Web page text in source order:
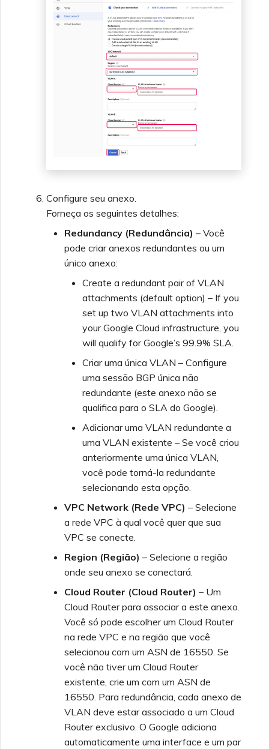
Configure seu anexo.
Forneça os seguintes detalhes:
Redundancy (Redundância) – Você
pode criar anexos redundantes ou um
único anexo:
Create a redundant pair of VLAN
attachments (default option) – If you
set up two VLAN attachments into
your Google Cloud infrastructure, you
will qualify for Google’s 99.9% SLA.
Criar uma única VLAN – Configure
uma sessão BGP única não
redundante (este anexo não se
qualifica para o SLA do Google).
Adicionar uma VLAN redundante a
uma VLAN existente – Se você criou
anteriormente uma única VLAN,
você pode torná-la redundante
selecionando esta opção.
VPC Network (Rede VPC) – Selecione
a rede VPC à qual você quer que sua
VPC se conecte.
Region (Região) – Selecione a região
onde seu anexo se conectará.
Cloud Router (Cloud Router) – Um
Cloud Router para associar a este anexo.
Você só pode escolher um Cloud Router
na rede VPC e na região que você
selecionou com um ASN de 16550. Se
você não tiver um Cloud Router
existente, crie um com um ASN de
16550. Para redundância, cada anexo de
VLAN deve estar associado a um Cloud
Router exclusivo. O Google adiciona
automaticamente uma interface e um par